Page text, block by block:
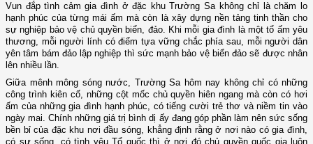
Vun đắp tình cảm gia đình ở đặc khu Trường Sa không chỉ là chăm lo
hạnh phúc của từng mái ấm mà còn là xây dựng nền tảng tinh thần cho
sự nghiệp bảo vệ chủ quyền biển, đảo. Khi mỗi gia đình là một tổ ấm yêu
thương, mỗi người lính có điểm tựa vững chắc phía sau, mỗi người dân
yên tâm bám đảo lập nghiệp thì sức mạnh bảo vệ biển đảo sẽ được nhân
lên nhiều lần.
Giữa mênh mông sóng nước, Trường Sa hôm nay không chỉ có những
công trình kiên cố, những cột mốc chủ quyền hiên ngang mà còn có hơi
ấm của những gia đình hạnh phúc, có tiếng cười trẻ thơ và niềm tin vào
ngày mai. Chính những giá trị bình dị ấy đang góp phần làm nên sức sống
bền bỉ của đặc khu nơi đầu sóng, khẳng định rằng ở nơi nào có gia đình,
có sự sống, có tình yêu Tổ quốc thì ở nơi đó chủ quyền quốc gia luôn